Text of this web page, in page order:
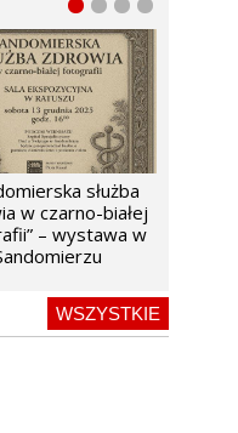
służba
w czarno-białej
– wystawa w
WSZYSTKIE